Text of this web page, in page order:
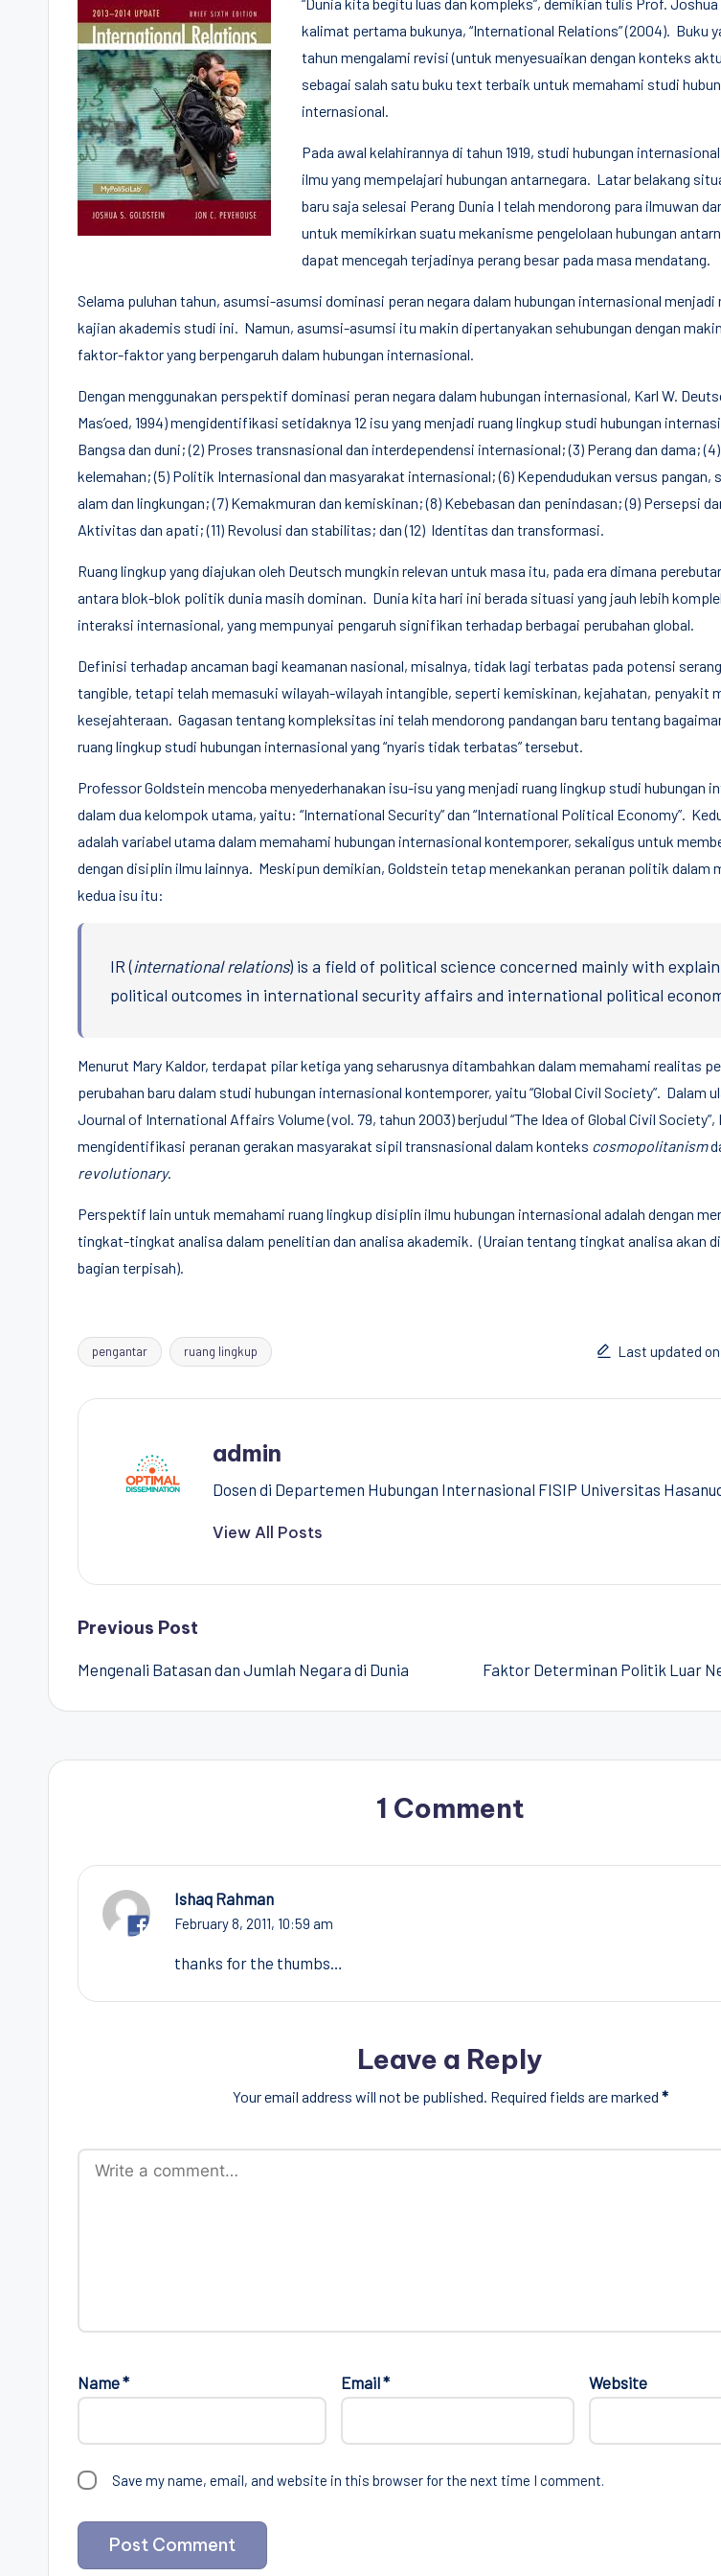
kalimat pertama bukunya, “International Relations” (2004). Buku
tahun mengalami revisi (untuk menyesuaikan dengan konteks
sebagai salah satu buku text terbaik untuk memahami studi
internasional.
Pada awal kelahirannya di tahun 1919, studi hubungan
ilmu yang mempelajari hubungan antarnegara. Latar belakang
baru saja selesai Perang Dunia I telah mendorong para ilmuwan
untuk memikirkan suatu mekanisme pengelolaan hubungan
dapat mencegah terjadinya perang besar pada masa mendatang.
Selama puluhan tahun, asumsi-asumsi dominasi peran negara dalam hubungan internasional
kajian akademis studi ini. Namun, asumsi-asumsi itu makin dipertanyakan sehubungan dengan
faktor-faktor yang berpengaruh dalam hubungan internasional.
Dengan menggunakan perspektif dominasi peran negara dalam hubungan internasional, Karl W.
Mas’oed, 1994) mengidentifikasi setidaknya 12 isu yang menjadi ruang lingkup studi hubungan
Bangsa dan duni; (2) Proses transnasional dan interdependensi internasional; (3) Perang dan dama;
kelemahan; (5) Politik Internasional dan masyarakat internasional; (6) Kependudukan versus pangan,
alam dan lingkungan; (7) Kemakmuran dan kemiskinan; (8) Kebebasan dan penindasan; (9) Persepsi
Aktivitas dan apati; (11) Revolusi dan stabilitas; dan (12) Identitas dan transformasi.
Ruang lingkup yang diajukan oleh Deutsch mungkin relevan untuk masa itu, pada era dimana
antara blok-blok politik dunia masih dominan. Dunia kita hari ini berada situasi yang jauh lebih
interaksi internasional, yang mempunyai pengaruh signifikan terhadap berbagai perubahan global.
Definisi terhadap ancaman bagi keamanan nasional, misalnya, tidak lagi terbatas pada potensi
tangible, tetapi telah memasuki wilayah-wilayah intangible, seperti kemiskinan, kejahatan, penyakit
kesejahteraan. Gagasan tentang kompleksitas ini telah mendorong pandangan baru tentang
ruang lingkup studi hubungan internasional yang “nyaris tidak terbatas” tersebut.
Professor Goldstein mencoba menyederhanakan isu-isu yang menjadi ruang lingkup studi hubungan
dalam dua kelompok utama, yaitu: “International Security” dan “International Political Economy”.
adalah variabel utama dalam memahami hubungan internasional kontemporer, sekaligus untuk
dengan disiplin ilmu lainnya. Meskipun demikian, Goldstein tetap menekankan peranan politik dalam
kedua isu itu:
IR (international relations) is a field of political science concerned mainly with
political outcomes in international security affairs and international political
Menurut Mary Kaldor, terdapat pilar ketiga yang seharusnya ditambahkan dalam memahami realitas
perubahan baru dalam studi hubungan internasional kontemporer, yaitu “Global Civil Society”. Dalam
Journal of International Affairs Volume (vol. 79, tahun 2003) berjudul “The Idea of Global Civil Society”,
mengidentifikasi peranan gerakan masyarakat sipil transnasional dalam konteks cosmopolitanism
revolutionary.
Perspektif lain untuk memahami ruang lingkup disiplin ilmu hubungan internasional adalah dengan
tingkat-tingkat analisa dalam penelitian dan analisa akademik. (Uraian tentang tingkat analisa akan
bagian terpisah).
Tags:
pengantar ruang lingkup Last updated
admin
Dosen di Departemen Hubungan Internasional FISIP Universitas
View All Posts
Post
navigation
Previous Post
Mengenali Batasan dan Jumlah Negara di Dunia Faktor Determinan Politik Luar
1 Comment
Ishaq Rahman
February 8, 2011, 10:59 am
thanks for the thumbs…
Leave a Reply
Your email address will not be published. Required fields are marked *
Name* Email* Website
Save my name, email, and website in this browser for the next time I comment.